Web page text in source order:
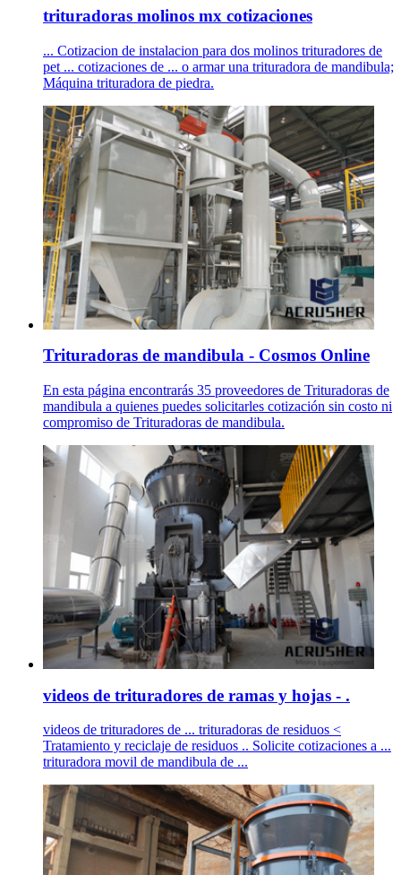
trituradoras molinos mx cotizaciones
... Cotizacion de instalacion para dos molinos trituradores de
pet ... cotizaciones de ... o armar una trituradora de mandibula;
Máquina trituradora de piedra.
Trituradoras de mandibula - Cosmos Online
En esta página encontrarás 35 proveedores de Trituradoras de
mandibula a quienes puedes solicitarles cotización sin costo ni
compromiso de Trituradoras de mandibula.
videos de trituradores de ramas y hojas - .
videos de trituradores de ... trituradoras de residuos <
Tratamiento y reciclaje de residuos .. Solicite cotizaciones a ...
trituradora movil de mandibula de ...